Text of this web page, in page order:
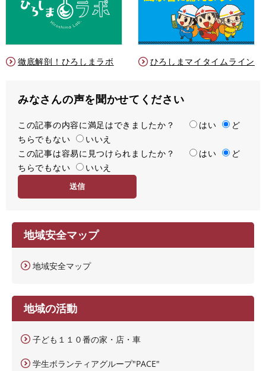
徹底解剖！ひろしまラボ ひろしまマイタイムライン
みなさんの声を聞かせてください
満
足
度
この記事の内容に満足はできましたか？ はい
ど
ちらでもない
いいえ
容
易
この記事は容易に見つけられましたか？ はい
ど
ちらでもない
いいえ
地域安全マップ
地域安全マップ
地域の活動
子ども１１０番の家・店・車
学生ボランティアグループ"PACE"